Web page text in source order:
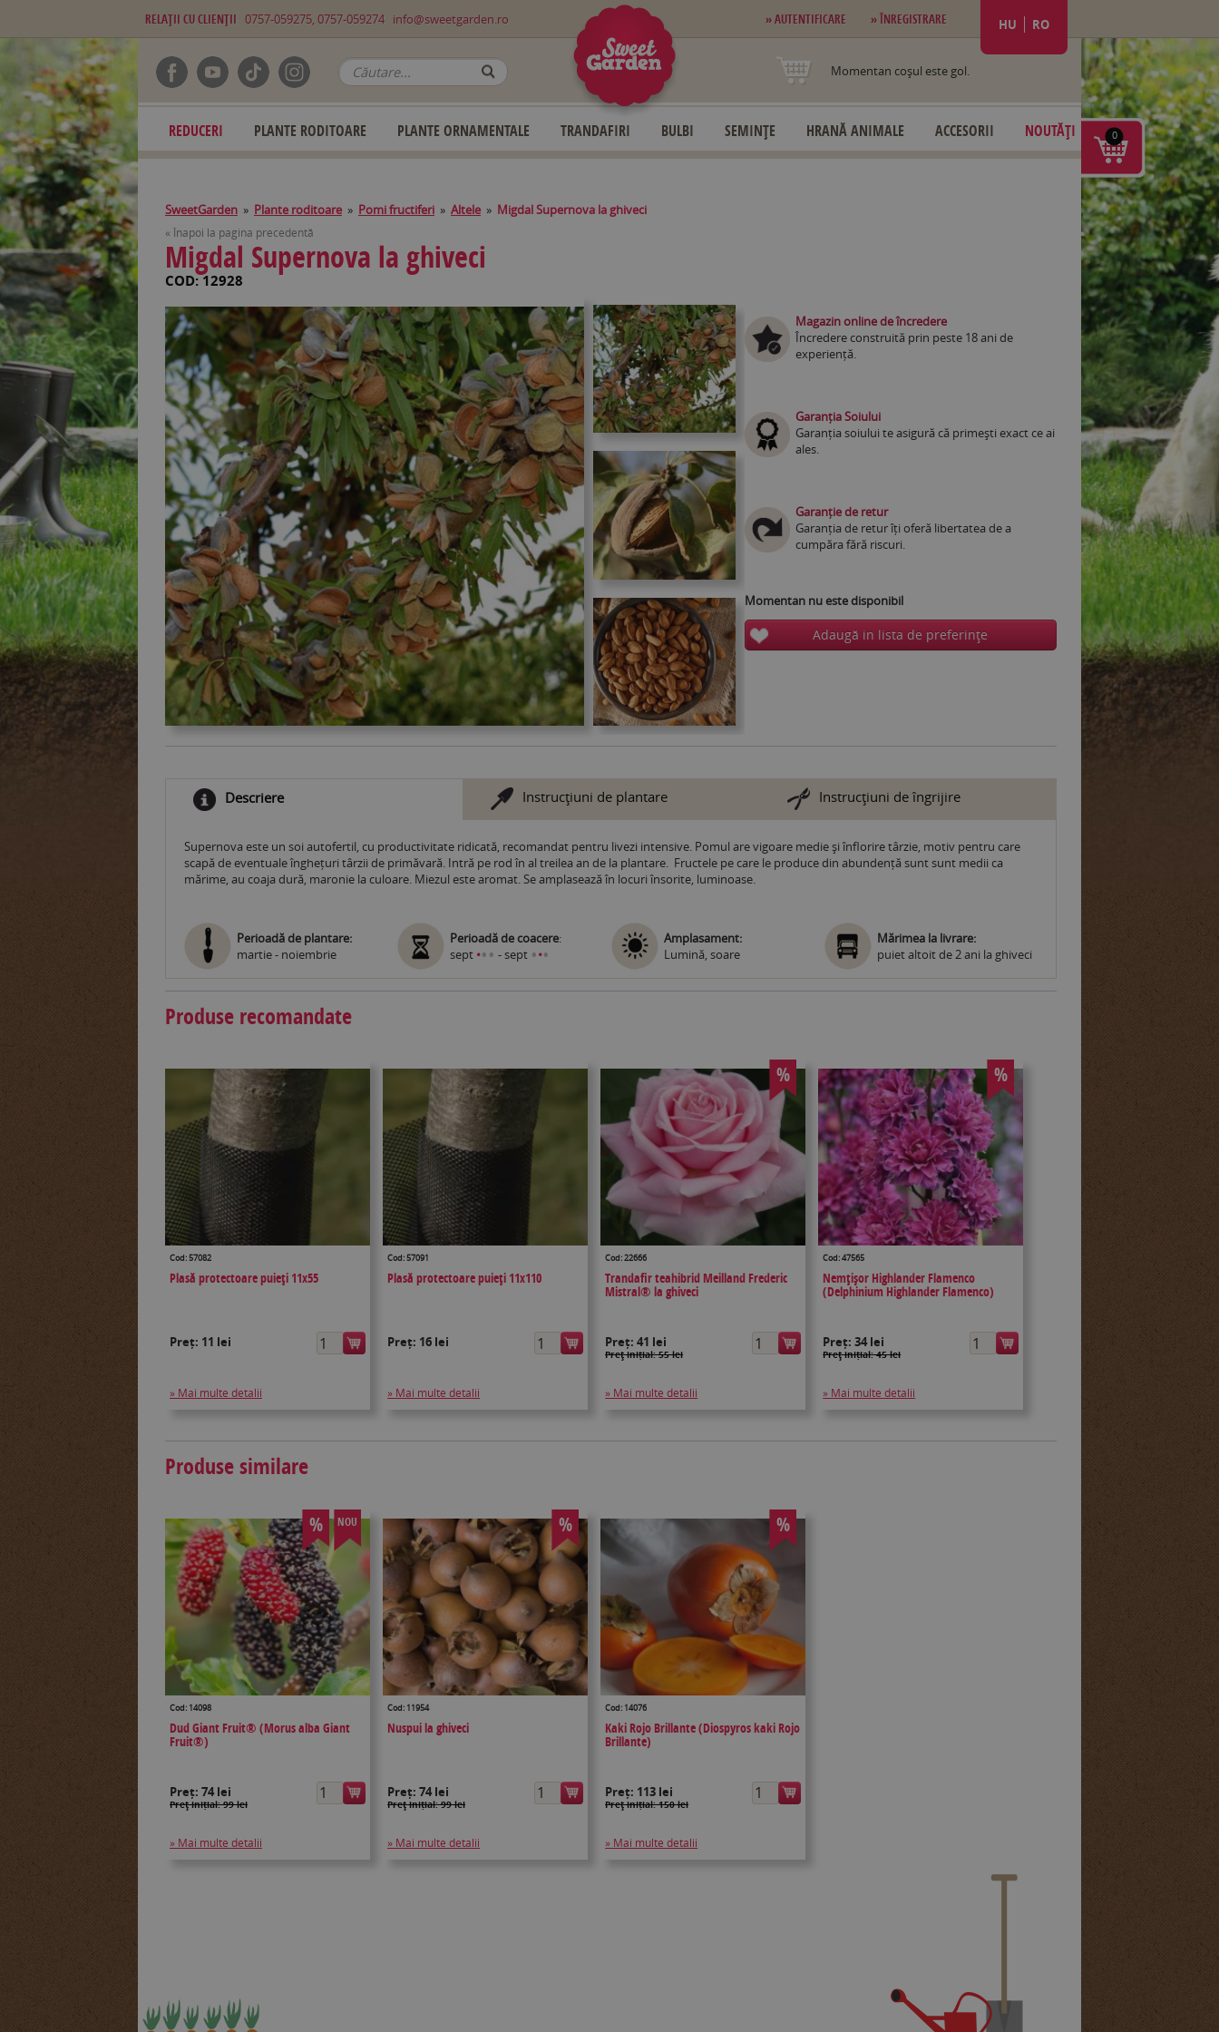
RELAŢII CU CLIENŢII 0757-059275, 0757-059274 info@sweetgarden.ro » AUTENTIFICARE » ÎNREGISTRARE HU RO
Momentan coşul este gol.
REDUCERI PLANTE RODITOARE PLANTE ORNAMENTALE TRANDAFIRI BULBI SEMINȚE HRANĂ ANIMALE ACCESORII NOUTĂȚI
SweetGarden » Plante roditoare » Pomi fructiferi » Altele » Migdal Supernova la ghiveci
« Înapoi la pagina precedentă
Migdal Supernova la ghiveci
COD: 12928
Magazin online de încredere
Încredere construită prin peste 18 ani de
experiență.
Garanția Soiului
Garanția soiului te asigură că primești exact ce ai
ales.
Garanție de retur
Garanția de retur îți oferă libertatea de a
cumpăra fără riscuri.
Momentan nu este disponibil
Adaugă in lista de preferinţe
Descriere Instrucţiuni de plantare Instrucţiuni de îngrijire
Supernova este un soi autofertil, cu productivitate ridicată, recomandat pentru livezi intensive. Pomul are vigoare medie și înflorire târzie, motiv pentru care
scapă de eventuale înghețuri târzii de primăvară. Intră pe rod în al treilea an de la plantare. Fructele pe care le produce din abundență sunt sunt medii ca
mărime, au coaja dură, maronie la culoare. Miezul este aromat. Se amplasează în locuri însorite, luminoase.
Perioadă de plantare:
martie - noiembrie
Perioadă de coacere:
sept ••• - sept •••
Amplasament:
Lumină, soare
Mărimea la livrare:
puiet altoit de 2 ani la ghiveci
Produse recomandate
Cod: 57082
Plasă protectoare puieţi 11x55
Preț: 11 lei
» Mai multe detalii
Cod: 57091
Plasă protectoare puieţi 11x110
Preț: 16 lei
» Mai multe detalii
%
Cod: 22666
Trandafir teahibrid Meilland Frederic
Mistral® la ghiveci
Preț:41 lei
Preţ inițial: 55 lei
» Mai multe detalii
%
Cod: 47565
Nemţişor Highlander Flamenco
(Delphinium Highlander Flamenco)
Preț:34 lei
Preţ inițial: 45 lei
» Mai multe detalii
Produse similare
% NOU
Cod: 14098
Dud Giant Fruit® (Morus alba Giant
Fruit®)
Preț: 74 lei
Preţ inițial: 99 lei
» Mai multe detalii
%
Cod: 11954
Nuspui la ghiveci
Preț:74 lei
Preţ inițial: 99 lei
» Mai multe detalii
%
Cod: 14076
Kaki Rojo Brillante (Diospyros kaki Rojo
Brillante)
Preț: 113 lei
Preţ inițial: 150 lei
» Mai multe detalii
0